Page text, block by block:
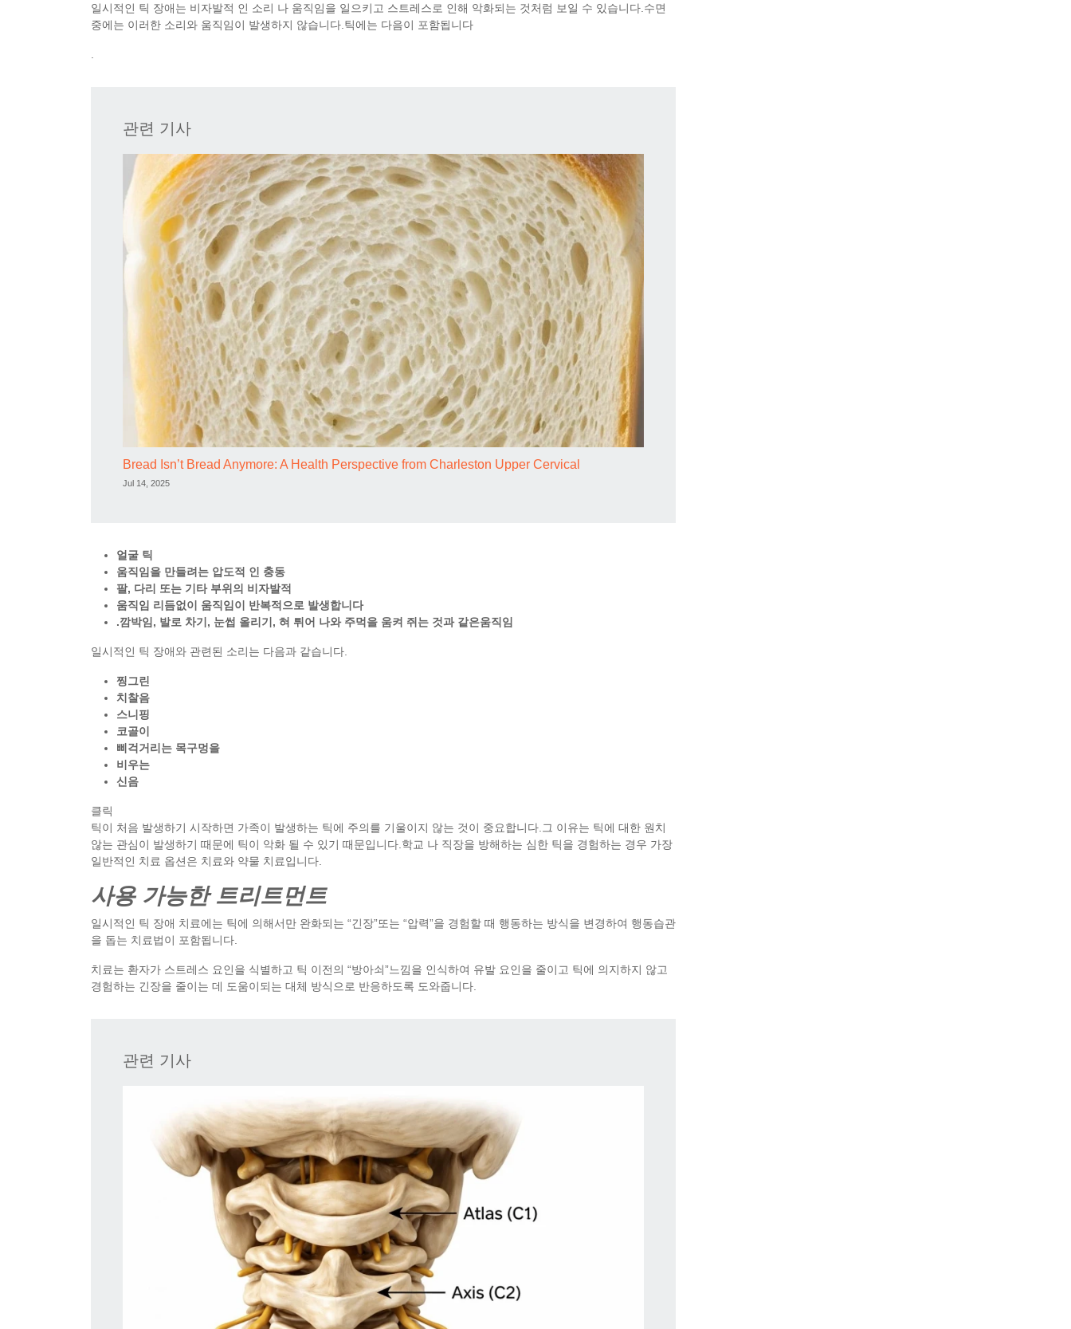
일시적인 틱 장애는 비자발적 인 소리 나 움직임을 일으키고 스트레스로 인해 악화되는 것처럼 보일 수 있습니다.수면
중에는 이러한 소리와 움직임이 발생하지 않습니다.틱에는 다음이 포함됩니다
.
관련 기사
Bread Isn’t Bread Anymore: A Health Perspective from Charleston Upper Cervical
Jul 14, 2025
얼굴 틱
움직임을 만들려는 압도적 인 충동
팔, 다리 또는 기타 부위의 비자발적
움직임 리듬없이 움직임이 반복적으로 발생합니다
.깜박임, 발로 차기, 눈썹 올리기, 혀 튀어 나와 주먹을 움켜 쥐는 것과 같은움직임
일시적인 틱 장애와 관련된 소리는 다음과 같습니다.
찡그린
치찰음
스니핑
코골이
삐걱거리는 목구멍을
비우는
신음
클릭
틱이 처음 발생하기 시작하면 가족이 발생하는 틱에 주의를 기울이지 않는 것이 중요합니다.그 이유는 틱에 대한 원치
않는 관심이 발생하기 때문에 틱이 악화 될 수 있기 때문입니다.학교 나 직장을 방해하는 심한 틱을 경험하는 경우 가장
일반적인 치료 옵션은 치료와 약물 치료입니다.
사용 가능한 트리트먼트
일시적인 틱 장애 치료에는 틱에 의해서만 완화되는 “긴장”또는 “압력”을 경험할 때 행동하는 방식을 변경하여 행동습관
을 돕는 치료법이 포함됩니다.
치료는 환자가 스트레스 요인을 식별하고 틱 이전의 “방아쇠”느낌을 인식하여 유발 요인을 줄이고 틱에 의지하지 않고
경험하는 긴장을 줄이는 데 도움이되는 대체 방식으로 반응하도록 도와줍니다.
관련 기사